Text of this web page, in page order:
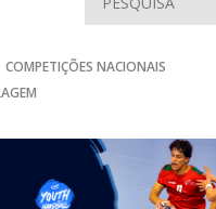
COMPETIÇÕES NACIONAIS